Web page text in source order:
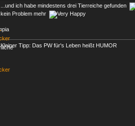
...und ich habe mindestens drei Tierreiche gefunden
kein Problem mehr
Kleiner Tipp: Das PW für's Leben heißt HUMOR